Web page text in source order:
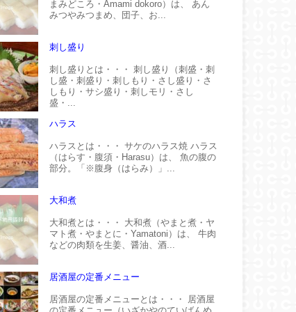
まみどころ・Amami dokoro）は、 あん
みつやみつまめ、団子、お...
刺し盛り
刺し盛りとは・・・ 刺し盛り（刺盛・刺
し盛・刺盛り・刺しもり・さし盛り・さ
しもり・サシ盛り・刺しモリ・さし
盛・...
ハラス
ハラスとは・・・ サケのハラス焼 ハラス
（はらす・腹須・Harasu）は、 魚の腹の
部分。「※腹身（はらみ）」...
大和煮
大和煮とは・・・ 大和煮（やまと煮・ヤ
マト煮・やまとに・Yamatoni）は、 牛肉
などの肉類を生姜、醤油、酒...
居酒屋の定番メニュー
居酒屋の定番メニューとは・・・ 居酒屋
の定番メニュー（いざかやのていばんめ